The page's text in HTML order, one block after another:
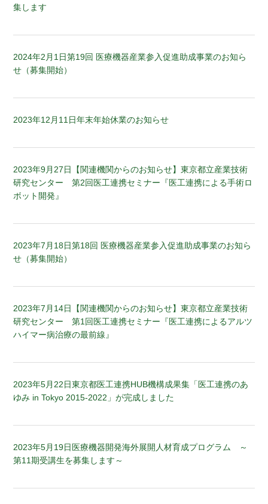
集します
2024年2月1日第19回 医療機器産業参入促進助成事業のお知ら
せ（募集開始）
2023年12月11日年末年始休業のお知らせ
2023年9月27日
【関連機関からのお知らせ】東京都立産業技術
研究センター 第2回医工連携セミナー『医工連携による手術ロ
ボット開発』
2023年7月18日第18回 医療機器産業参入促進助成事業のお知ら
せ（募集開始）
2023年7月14日
【関連機関からのお知らせ】東京都立産業技術
研究センター 第1回医工連携セミナー『医工連携によるアルツ
ハイマー病治療の最前線』
2023年5月22日東京都医工連携HUB機構成果集「医工連携のあ
ゆみ in Tokyo 2015-2022」が完成しました
2023年5月19日医療機器開発海外展開人材育成プログラム ～
第11期受講生を募集します～